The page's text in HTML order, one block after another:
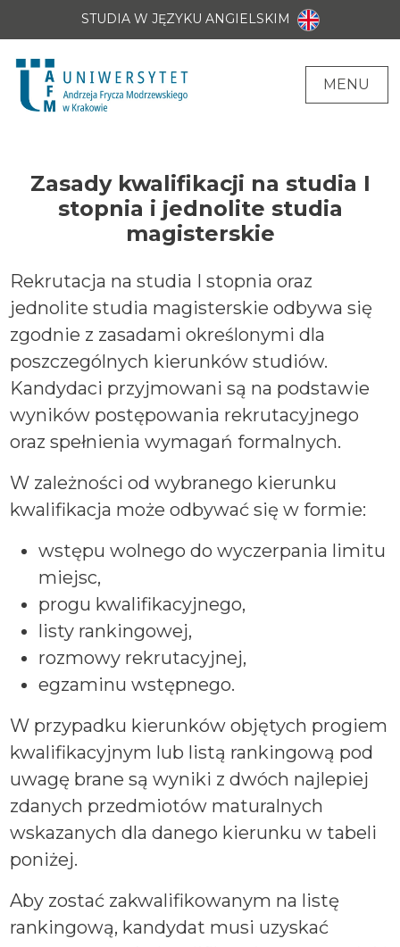
STUDIA W JĘZYKU ANGIELSKIM
MENU
Zasady kwalifikacji na studia I
stopnia i jednolite studia
magisterskie
Rekrutacja na studia I stopnia oraz
jednolite studia magisterskie odbywa się
zgodnie z zasadami określonymi dla
poszczególnych kierunków studiów.
Kandydaci przyjmowani są na podstawie
wyników postępowania rekrutacyjnego
oraz spełnienia wymagań formalnych.
W zależności od wybranego kierunku
kwalifikacja może odbywać się w formie:
wstępu wolnego do wyczerpania limitu
miejsc,
progu kwalifikacyjnego,
listy rankingowej,
rozmowy rekrutacyjnej,
egzaminu wstępnego.
W przypadku kierunków objętych progiem
kwalifikacyjnym lub listą rankingową pod
uwagę brane są wyniki z dwóch najlepiej
zdanych przedmiotów maturalnych
wskazanych dla danego kierunku w tabeli
poniżej.
Aby zostać zakwalifikowanym na listę
rankingową, kandydat musi uzyskać